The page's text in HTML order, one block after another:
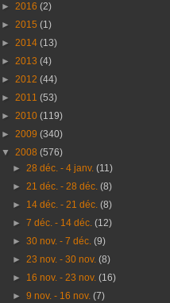
► 2016 (2)
► 2015 (1)
► 2014 (13)
► 2013 (4)
► 2012 (44)
► 2011 (53)
► 2010 (119)
► 2009 (340)
▼ 2008 (576)
►28 déc. - 4 janv.(11)
►21 déc. - 28 déc.(8)
► 14 déc. - 21 déc.(8)
►7 déc. - 14 déc.(12)
►30 nov. - 7 déc.(9)
►23 nov. - 30 nov.(8)
► 16 nov. - 23 nov.(16)
►9 nov. - 16 nov.(7)